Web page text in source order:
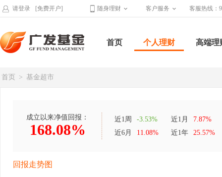
请登录 [免费开户] 随身理财 客户服务 客服热线：
首页 个人理财 高端理
首页 > 基金超市
成立以来净值回报：
168.08%
近1周 -3.53% 近1月
7.87%
近6月
11.08% 近1年 25.57%
回报走势图